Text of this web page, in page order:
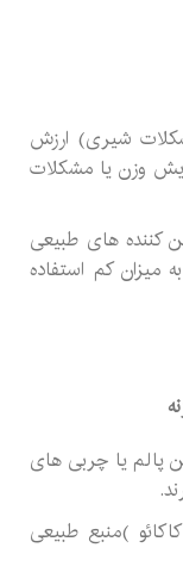
شیری) ارزش
وزن یا مشکلات
کننده های طبیعی
میزان کم استفاده
پالم یا چربی های
)منبع طبیعی